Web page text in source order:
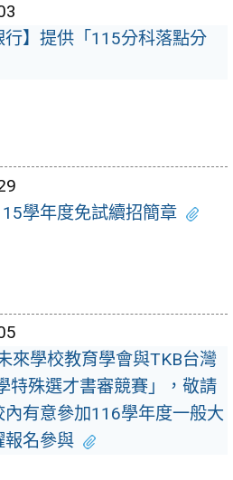
行】提供「115分科落點分
學年度免試續招簡章
來學校教育學會與TKB台灣
特殊選才書審競賽」，敬請
有意參加116學年度一般大
報名參與